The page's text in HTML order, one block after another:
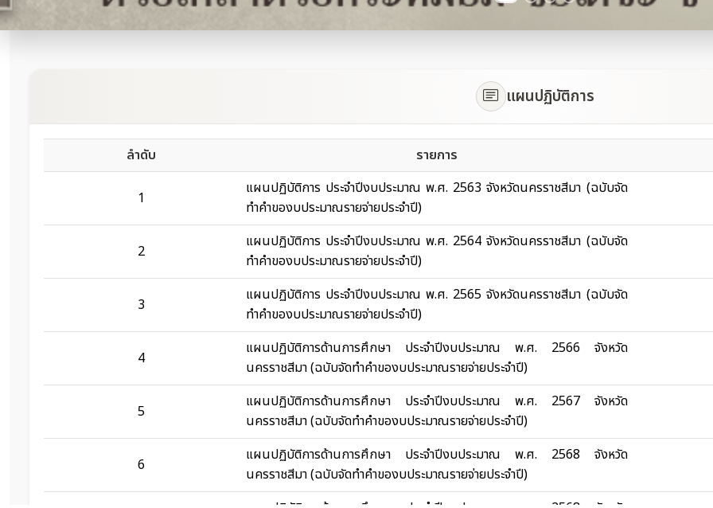
แผนปฏิบัติการ
ลำดับ รายการ
1
แผนปฏิบัติการ ประจำปีงบประมาณ พ.ศ. 2563 จังหวัดนครราชสีมา (ฉบับจัด
ทำคำของบประมาณรายจ่ายประจำปี)
2
แผนปฏิบัติการ ประจำปีงบประมาณ พ.ศ. 2564 จังหวัดนครราชสีมา (ฉบับจัด
ทำคำของบประมาณรายจ่ายประจำปี)
3
แผนปฏิบัติการ ประจำปีงบประมาณ พ.ศ. 2565 จังหวัดนครราชสีมา (ฉบับจัด
ทำคำของบประมาณรายจ่ายประจำปี)
4
แผนปฏิบัติการด้านการศึกษา ประจำปีงบประมาณ พ.ศ. 2566 จังหวัด
นครราชสีมา (ฉบับจัดทำคำของบประมาณรายจ่ายประจำปี)
5
แผนปฏิบัติการด้านการศึกษา ประจำปีงบประมาณ พ.ศ. 2567 จังหวัด
นครราชสีมา (ฉบับจัดทำคำของบประมาณรายจ่ายประจำปี)
6
แผนปฏิบัติการด้านการศึกษา ประจำปีงบประมาณ พ.ศ. 2568 จังหวัด
นครราชสีมา (ฉบับจัดทำคำของบประมาณรายจ่ายประจำปี)